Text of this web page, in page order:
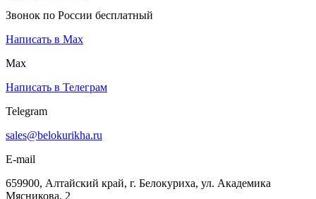
Звонок по России бесплатный
Написать в Max
Max
Написать в Телеграм
Telegram
sales@belokurikha.ru
E-mail
659900, Алтайский край, г. Белокуриха, ул. Академика
Мясникова, 2